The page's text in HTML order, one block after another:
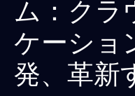
ム：クラ
ケーショ
発、革新